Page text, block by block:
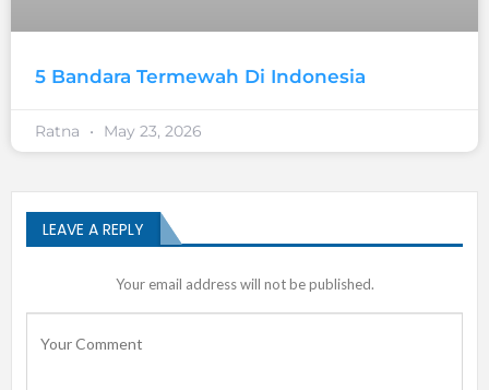
5 Bandara Termewah Di Indonesia
Ratna May 23, 2026
LEAVE A REPLY
Your email address will not be published.